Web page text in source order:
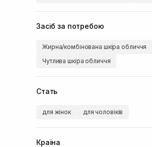
Засіб за потребою
Жирна/комбінована шкіра обличчя
Чутлива шкіра обличчя
Стать
для жінок для чоловіків
Країна